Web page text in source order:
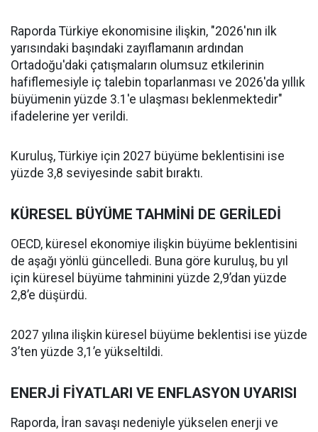
Raporda Türkiye ekonomisine ilişkin, "2026'nın ilk
yarısındaki başındaki zayıflamanın ardından
Ortadoğu'daki çatışmaların olumsuz etkilerinin
hafiflemesiyle iç talebin toparlanması ve 2026'da yıllık
büyümenin yüzde 3.1'e ulaşması beklenmektedir"
ifadelerine yer verildi.
Kuruluş, Türkiye için 2027 büyüme beklentisini ise
yüzde 3,8 seviyesinde sabit bıraktı.
KÜRESEL BÜYÜME TAHMİNİ DE GERİLEDİ
OECD, küresel ekonomiye ilişkin büyüme beklentisini
de aşağı yönlü güncelledi. Buna göre kuruluş, bu yıl
için küresel büyüme tahminini yüzde 2,9’dan yüzde
2,8’e düşürdü.
2027 yılına ilişkin küresel büyüme beklentisi ise yüzde
3’ten yüzde 3,1’e yükseltildi.
ENERJİ FİYATLARI VE ENFLASYON UYARISI
Raporda, İran savaşı nedeniyle yükselen enerji ve